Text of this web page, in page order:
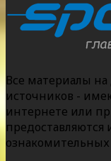
Все материалы
источников -
интернете или
предоставляются
ознакомительных